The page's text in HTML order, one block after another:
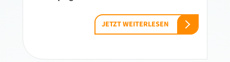
JETZT WEITERLESEN